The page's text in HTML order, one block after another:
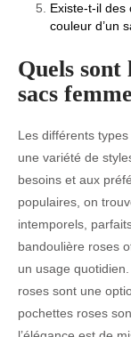
Existe-t-il des
couleur d’un
Quels sont
sacs
Les différents
une variété de
besoins et aux
populaires, on
intemporels,
bandoulière roses
un usage
roses sont une
pochettes roses